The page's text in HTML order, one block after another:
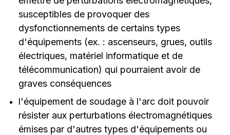
susceptibles de provoquer des
dysfonctionnements de certains types
d'équipements (ex. : ascenseurs, grues, outils
électriques, matériel informatique et de
télécommunication) qui pourraient avoir de
graves conséquences
l'équipement de soudage à l'arc doit pouvoir
résister aux perturbations électromagnétiques
émises par d'autres types d'équipements ou